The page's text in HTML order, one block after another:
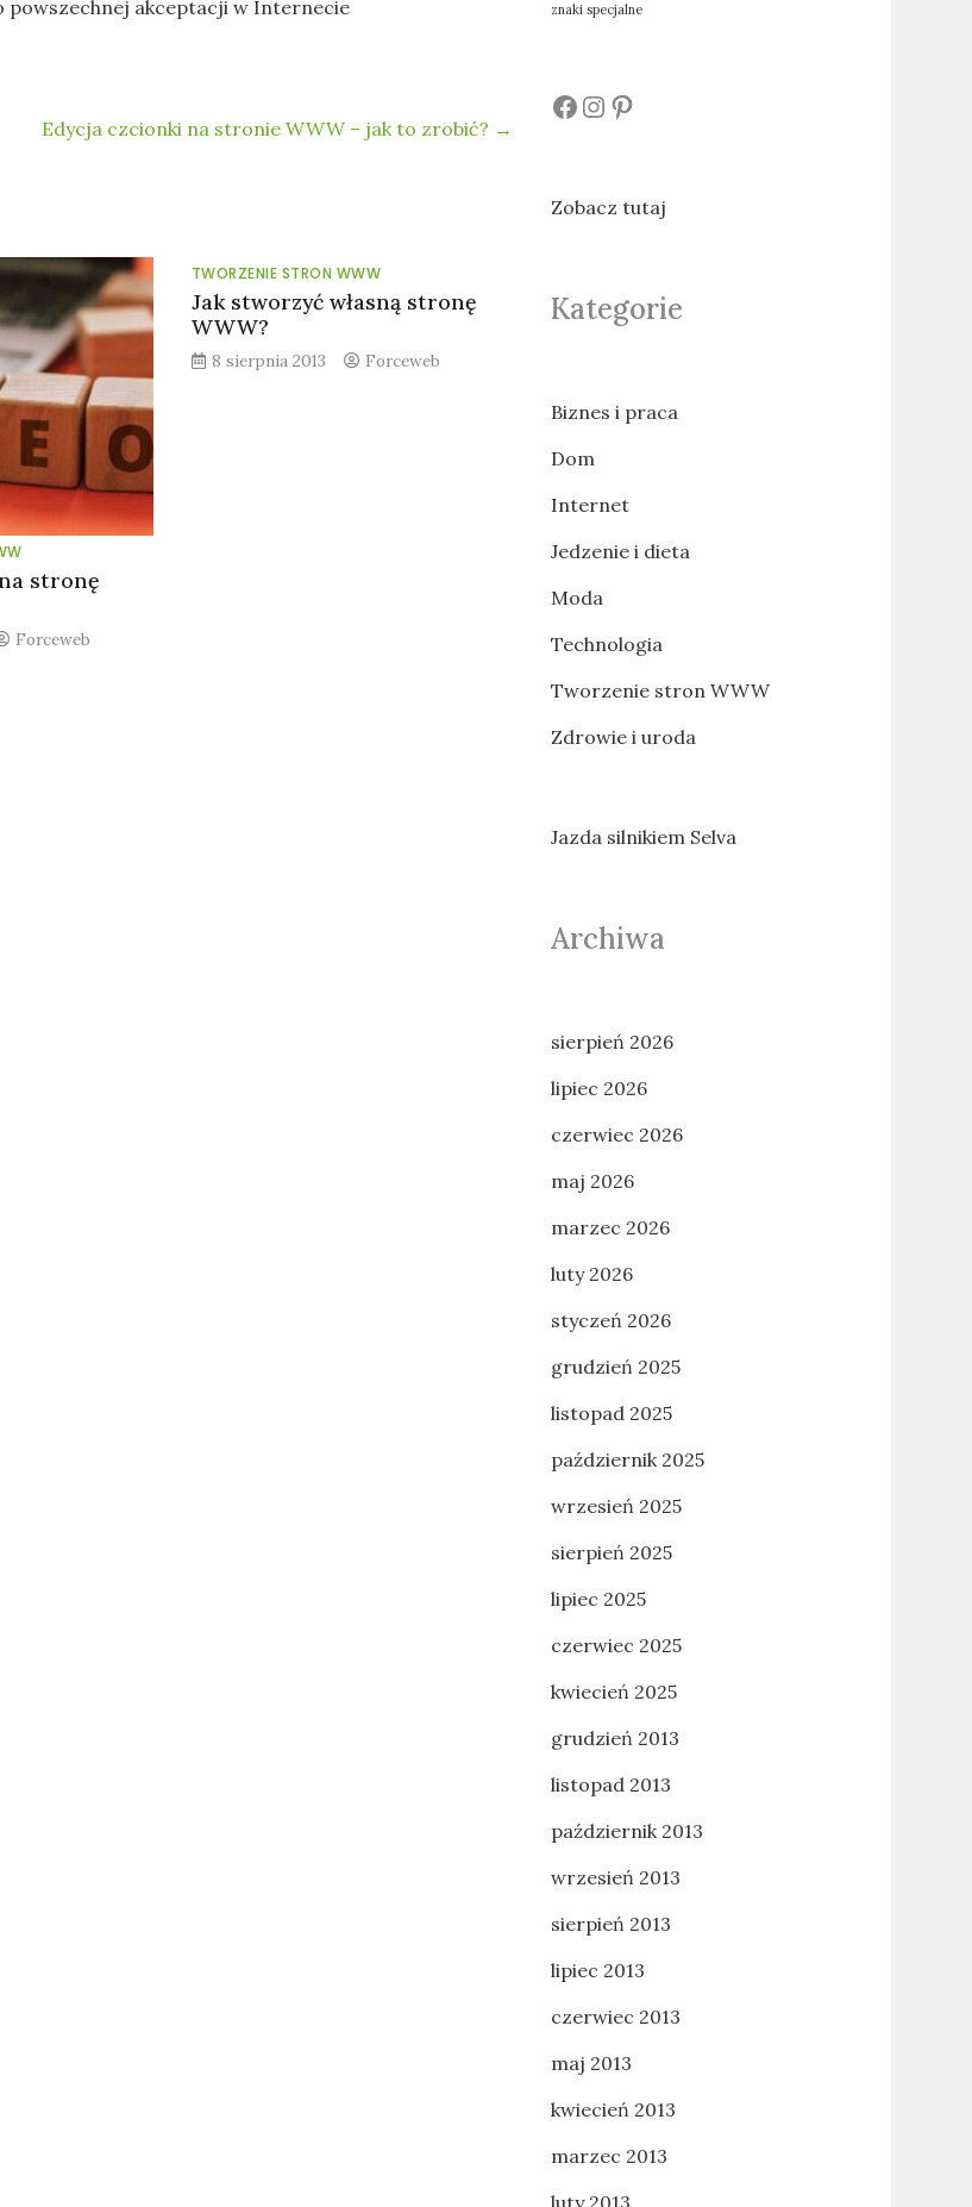
powszechnej akceptacji w Internecie
Edycja czcionki na stronie WWW – jak to zrobić? →
stronę
Forceweb
TWORZENIE STRON WWW
Jak stworzyć własną stronę
WWW?
8 sierpnia 2013 Forceweb
znaki specjalne
# # #
Zobacz tutaj
Kategorie
Biznes i praca
Dom
Internet
Jedzenie i dieta
Moda
Technologia
Tworzenie stron WWW
Zdrowie i uroda
Jazda silnikiem Selva
Archiwa
sierpień 2026
lipiec 2026
czerwiec 2026
maj 2026
marzec 2026
luty 2026
styczeń 2026
grudzień 2025
listopad 2025
październik 2025
wrzesień 2025
sierpień 2025
lipiec 2025
czerwiec 2025
kwiecień 2025
grudzień 2013
listopad 2013
październik 2013
wrzesień 2013
sierpień 2013
lipiec 2013
czerwiec 2013
maj 2013
kwiecień 2013
marzec 2013
luty 2013